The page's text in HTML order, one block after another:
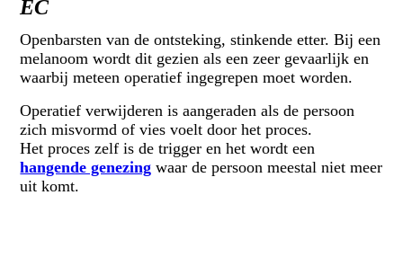
EC
Openbarsten van de ontsteking, stinkende etter. Bij een
melanoom wordt dit gezien als een zeer gevaarlijk en
waarbij meteen operatief ingegrepen moet worden.
Operatief verwijderen is aangeraden als de persoon
zich misvormd of vies voelt door het proces.
Het proces zelf is de trigger en het wordt een
hangende genezing waar de persoon meestal niet meer
uit komt.